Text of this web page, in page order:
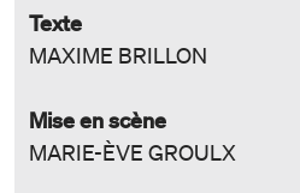
Texte
MAXIME BRILLON
Mise en scène
MARIE-ÈVE GROULX